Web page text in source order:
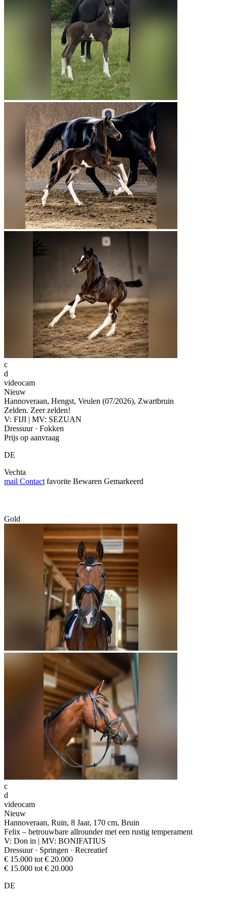
c
d
videocam
Nieuw
Hannoveraan, Hengst, Veulen (07/2026), Zwartbruin
Zelden. Zeer zelden!
V: FIJI | MV: SEZUAN
Dressuur · Fokken
Prijs op aanvraag
DE
Vechta
mail Contact favorite Bewaren Gemarkeerd
Gold
c
d
videocam
Nieuw
Hannoveraan, Ruin, 8 Jaar, 170 cm, Bruin
Felix – betrouwbare allrounder met een rustig temperament
V: Don in | MV: BONIFATIUS
Dressuur · Springen · Recreatief
€ 15.000 tot € 20.000
€ 15.000 tot € 20.000
DE